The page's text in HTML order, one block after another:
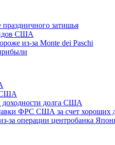
затишья
США
из-за Monte dei Paschi
США
доходности долга США
ФРС США за счет хороших
за операции центробанка